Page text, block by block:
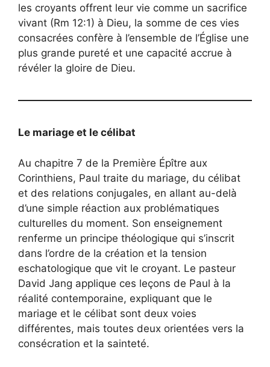
les croyants offrent leur vie comme un sacrifice
vivant (Rm 12:1) à Dieu, la somme de ces vies
consacrées confère à l’ensemble de l’Église une
plus grande pureté et une capacité accrue à
révéler la gloire de Dieu.
Le mariage et le célibat
Au chapitre 7 de la Première Épître aux
Corinthiens, Paul traite du mariage, du célibat
et des relations conjugales, en allant au-delà
d’une simple réaction aux problématiques
culturelles du moment. Son enseignement
renferme un principe théologique qui s’inscrit
dans l’ordre de la création et la tension
eschatologique que vit le croyant. Le pasteur
David Jang applique ces leçons de Paul à la
réalité contemporaine, expliquant que le
mariage et le célibat sont deux voies
différentes, mais toutes deux orientées vers la
consécration et la sainteté.